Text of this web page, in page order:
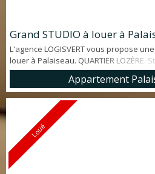
Grand STUDIO à louer à
L'agence LOGISVERT vous propose
louer à Palaiseau. QUARTIER LOZÈRE.
coin cuisine meublé et équipé, séjour,
salle d'eau avec WC. RER B à 7minutes
Appartement
Loué